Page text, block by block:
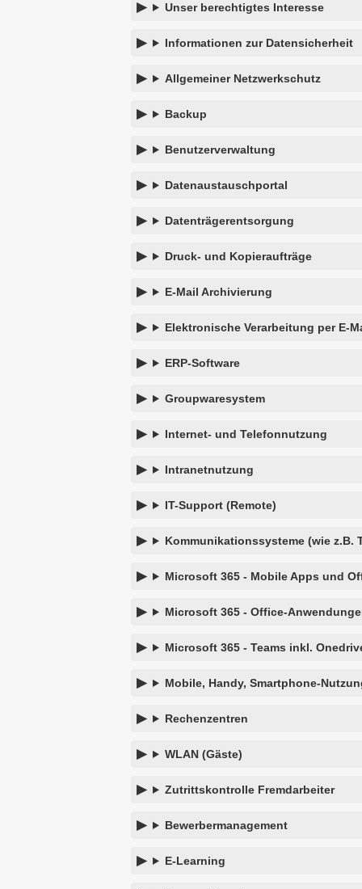
Unser berechtigtes Interesse
Informationen zur Datensicherheit
Allgemeiner Netzwerkschutz
Backup
Benutzerverwaltung
Datenaustauschportal
Datenträgerentsorgung
Druck- und Kopieraufträge
E-Mail Archivierung
Elektronische Verarbeitung per E-
ERP-Software
Groupwaresystem
Internet- und Telefonnutzung
Intranetnutzung
IT-Support (Remote)
Kommunikationssysteme (wie z.B.
Microsoft 365 - Mobile Apps und
Microsoft 365 - Office-
Microsoft 365 - Teams inkl.
Mobile, Handy, Smartphone-
Rechenzentren
WLAN (Gäste)
Zutrittskontrolle Fremdarbeiter
Bewerbermanagement
E-Learning